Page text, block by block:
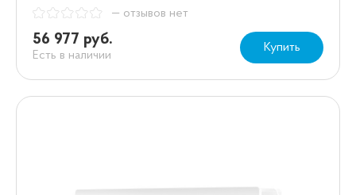
— отзывов нет
56 977 руб.
Есть в наличии
Купить